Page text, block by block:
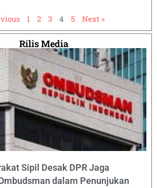
1 2 3 4 5 Next »
Rilis Media
Sipil Desak DPR Jaga
dalam Penunjukan